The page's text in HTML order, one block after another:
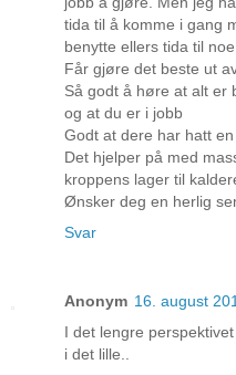
tida til å komme i gang
benytte ellers tida til
Får gjøre det beste ut
Så godt å høre at alt er
og at du er i jobb
Godt at dere har hatt en
Det hjelper på med
kroppens lager til
Ønsker deg en herlig
Svar
Anonym 16. august
I det lengre
i det lille..